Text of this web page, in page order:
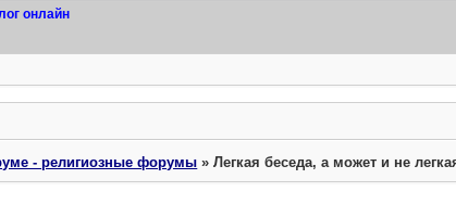
онлайн
- религиозные форумы »Легкая беседа, а может и не